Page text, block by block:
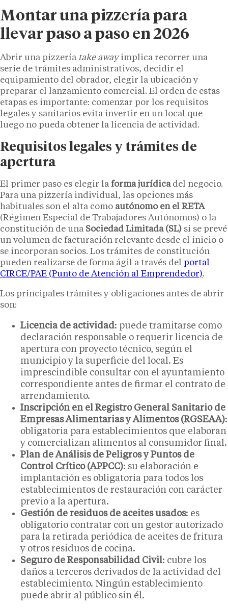
Montar una pizzería para
llevar paso a paso en 2026
Abrir una pizzería take awayimplica recorrer una
serie de trámites administrativos, decidir el
equipamiento del obrador, elegir la ubicación y
preparar el lanzamiento comercial. El orden de estas
etapas es importante: comenzar por los requisitos
legales y sanitarios evita invertir en un local que
luego no pueda obtener la licencia de actividad.
Requisitos legales y trámites de
apertura
El primer paso es elegir la forma jurídicadel negocio.
Para una pizzería individual, las opciones más
habituales son el alta como autónomo en el RETA
(Régimen Especial de Trabajadores Autónomos) o la
constitución de una Sociedad Limitada (SL) si se prevé
un volumen de facturación relevante desde el inicio o
se incorporan socios. Los trámites de constitución
pueden realizarse de forma ágil a través del portal
CIRCE/PAE (Punto de Atención al Emprendedor).
Los principales trámites y obligaciones antes de abrir
son:
Licencia de actividad: puede tramitarse como
declaración responsable o requerir licencia de
apertura con proyecto técnico, según el
municipio y la superficie del local. Es
imprescindible consultar con el ayuntamiento
correspondiente antes de firmar el contrato de
arrendamiento.
Inscripción en el Registro General Sanitario de
Empresas Alimentarias y Alimentos (RGSEAA):
obligatoria para establecimientos que elaboran
y comercializan alimentos al consumidor final.
Plan de Análisis de Peligros y Puntos de
Control Crítico (APPCC): su elaboración e
implantación es obligatoria para todos los
establecimientos de restauración con carácter
previo a la apertura.
Gestión de residuos de aceites usados: es
obligatorio contratar con un gestor autorizado
para la retirada periódica de aceites de fritura
y otros residuos de cocina.
Seguro de Responsabilidad Civil: cubre los
daños a terceros derivados de la actividad del
establecimiento. Ningún establecimiento
puede abrir al público sin él.